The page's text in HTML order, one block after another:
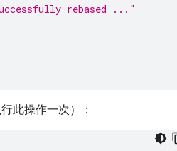
rebased ..."
此操作一次）：